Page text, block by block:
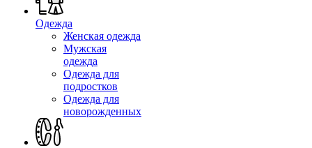
Одежда
Женская одежда
Мужская
одежда
Одежда для
подростков
Одежда для
новорожденных